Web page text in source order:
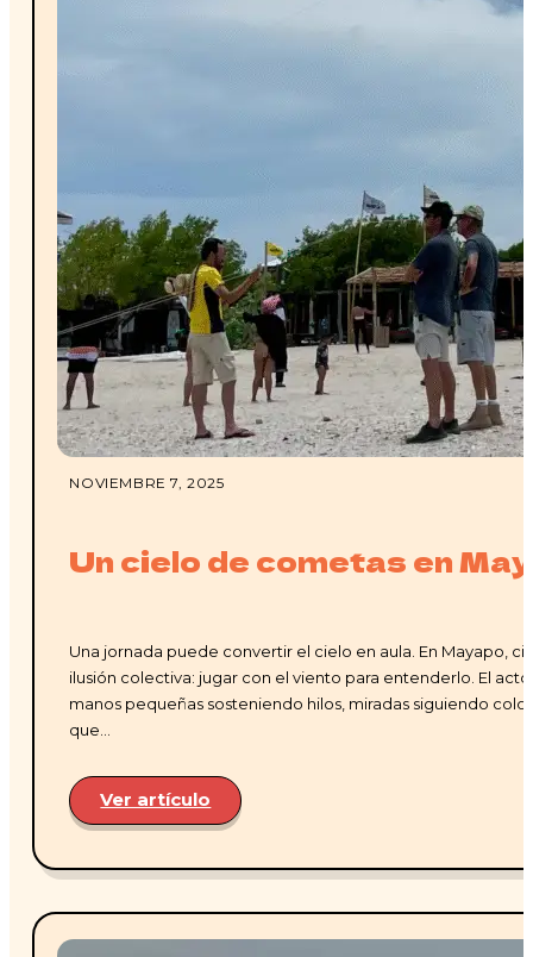
NOVIEMBRE 7, 2025
Un cielo de cometas en
Una jornada puede convertir el cielo en aula. En Mayapo,
ilusión colectiva: jugar con el viento para entenderlo. El
manos pequeñas sosteniendo hilos, miradas siguiendo
que…
Ver artículo